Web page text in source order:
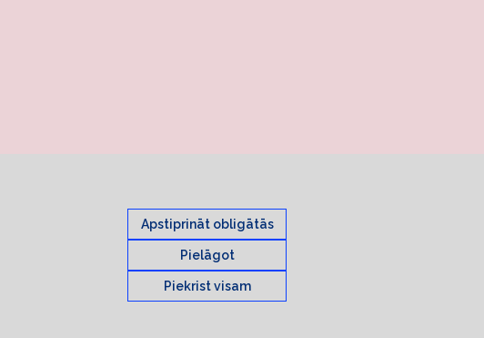
Apstiprināt obligātās
Pielāgot
Piekrist visam